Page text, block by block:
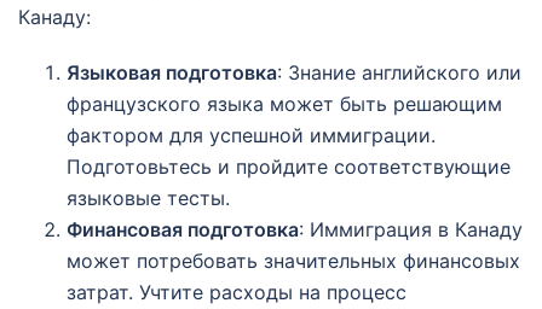
Канаду:
Языковая подготовка: Знание английского или
французского языка может быть решающим
фактором для успешной иммиграции.
Подготовьтесь и пройдите соответствующие
языковые тесты.
Финансовая подготовка: Иммиграция в Канаду
может потребовать значительных финансовых
затрат. Учтите расходы на процесс